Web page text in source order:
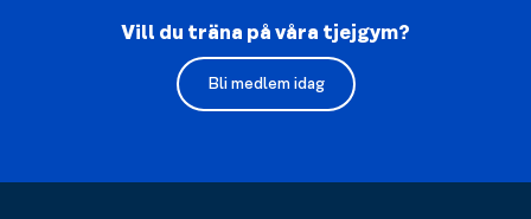
Vill du träna på våra tjejgym?
Bli medlem idag